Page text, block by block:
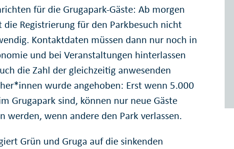
für die Grugapark-Gäste: Ab morgen
die Registrierung für den Parkbesuch nicht
Kontaktdaten müssen dann nur noch in
und bei Veranstaltungen hinterlassen
die Zahl der gleichzeitig anwesenden
wurde angehoben: Erst wenn 5.000
Grugapark sind, können nur neue Gäste
werden, wenn andere den Park verlassen.
Grün und Gruga auf die sinkenden